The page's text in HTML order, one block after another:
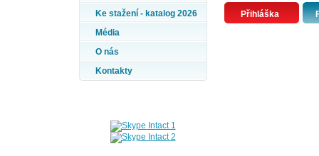
Ke stažení - katalog 2026
Média
O nás
Kontakty
Přihláška